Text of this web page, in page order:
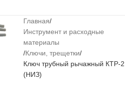
Главная
Инструмент и расходные
материалы
Ключи, трещетки
Ключ трубный рычажный КТР-2
(НИЗ)